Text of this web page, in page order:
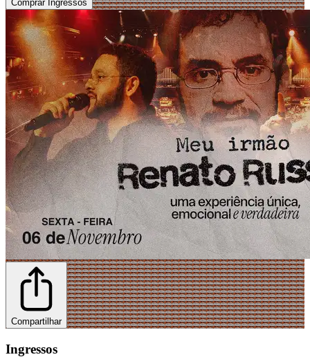
Comprar Ingressos
Compartilhar
Ingressos